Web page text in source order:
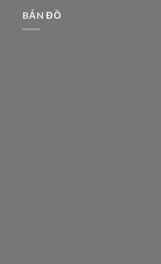
BẢN ĐỒ